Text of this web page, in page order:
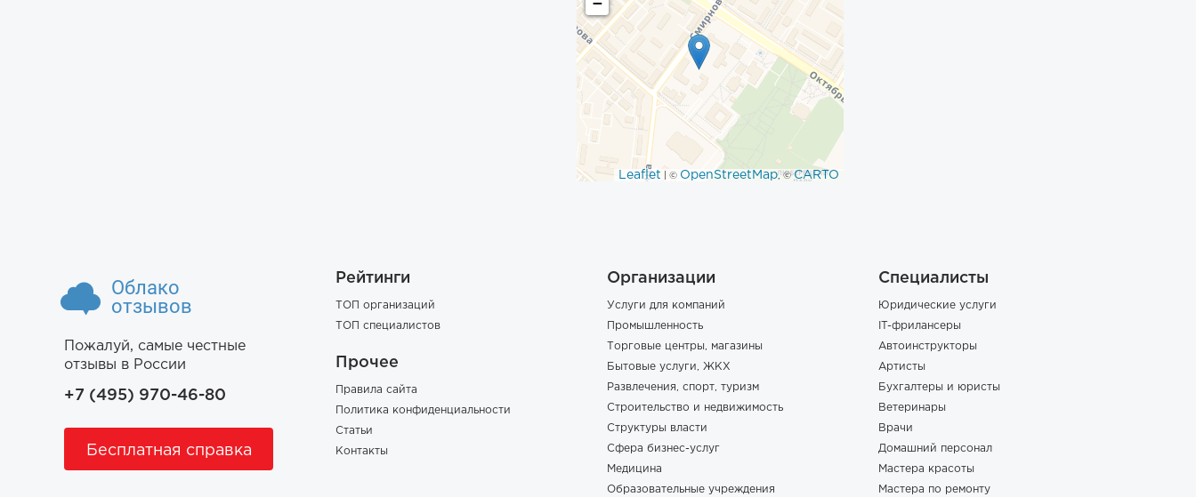
Leaflet | © OpenStreetMap, ©CARTO
Облако
отзывов
Пожалуй, самые честные
отзывы в России
+7 (495) 970-46-80
Бесплатная справка
Рейтинги
ТОП организаций
ТОП специалистов
Прочее
Правила сайта
Политика конфиденциальности
Статьи
Контакты
Организации
Услуги для компаний
Промышленность
Торговые центры, магазины
Бытовые услуги, ЖКХ
Развлечения, спорт, туризм
Строительство и недвижимость
Структуры власти
Сфера бизнес-услуг
Медицина
Образовательные учреждения
Специалисты
Юридические услуги
IT-фрилансеры
Автоинструкторы
Артисты
Бухгалтеры и юристы
Ветеринары
Врачи
Домашний персонал
Мастера красоты
Мастера по ремонту